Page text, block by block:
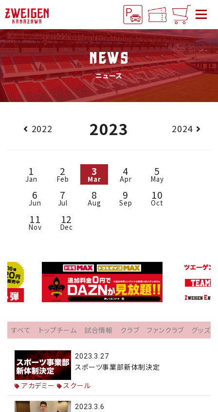
NEWS
ニュース
2022 2023 2024
1
Jan
2
Feb
3
Mar
4
Apr
5
May
6
Jun
7
Jul
8
Aug
9
Sep
10
Oct
11
Nov
12
Dec
すべて トップチーム 試合情報 クラブ ファンクラブ グッズ
2023.3.27
スポーツ事業部新体制決定
アカデミー
スクール
2023.3.6